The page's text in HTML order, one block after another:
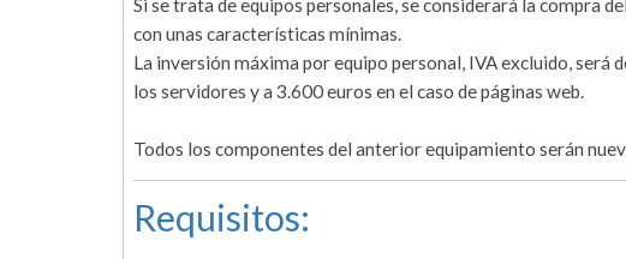
Si se trata de equipos personales, se considerará la compra
con unas características mínimas.
La inversión máxima por equipo personal, IVA excluido, será
los servidores y a 3.600 euros en el caso de páginas web.
Todos los componentes del anterior equipamiento serán
Requisitos: